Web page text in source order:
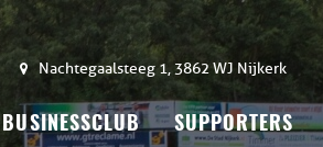
Nachtegaalsteeg 1, 3862 WJ Nijkerk
BUSINESSCLUB SUPPORTERS